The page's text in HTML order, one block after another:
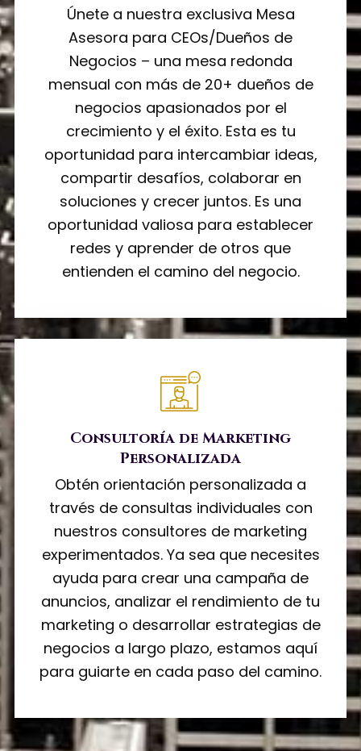
Únete a nuestra exclusiva Mesa
Asesora para CEOs/Dueños de
Negocios – una mesa redonda
mensual con más de 20+ dueños de
negocios apasionados por el
crecimiento y el éxito. Esta es tu
oportunidad para intercambiar ideas,
compartir desafíos, colaborar en
soluciones y crecer juntos. Es una
oportunidad valiosa para establecer
redes y aprender de otros que
entienden el camino del negocio.
Consultoría de Marketing
Personalizada
Obtén orientación personalizada a
través de consultas individuales con
nuestros consultores de marketing
experimentados. Ya sea que necesites
ayuda para crear una campaña de
anuncios, analizar el rendimiento de tu
marketing o desarrollar estrategias de
negocios a largo plazo, estamos aquí
para guiarte en cada paso del camino.